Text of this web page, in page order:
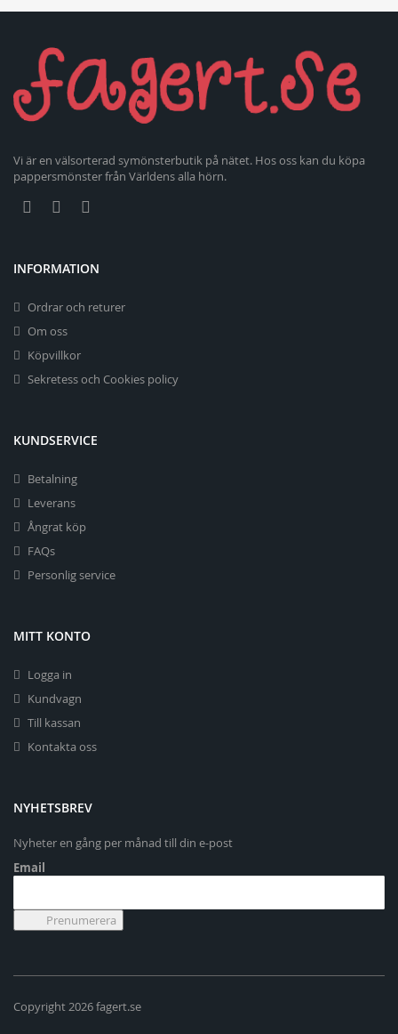
Vi är en välsorterad symönsterbutik på nätet. Hos oss kan du köpa
pappersmönster från Världens alla hörn.
INFORMATION
Ordrar och returer
Om oss
Köpvillkor
Sekretess och Cookies policy
KUNDSERVICE
Betalning
Leverans
Ångrat köp
FAQs
Personlig service
MITT KONTO
Logga in
Kundvagn
Till kassan
Kontakta oss
NYHETSBREV
Nyheter en gång per månad till din e-post
Email
Copyright 2026 fagert.se